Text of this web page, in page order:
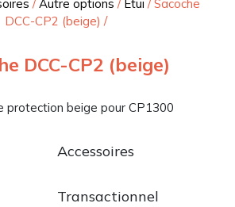
/Autre options / Etui /Sacoche
DCC-CP2 (beige) /
DCC-CP2 (beige)
protection beige pour CP1300
Accessoires
Transactionnel